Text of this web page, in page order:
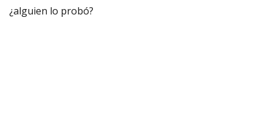
¿alguien lo probó?